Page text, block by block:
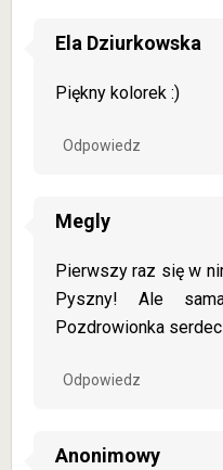
Ela Dziurkowska
Piękny kolorek :)
Odpowiedz
Megly
Pierwszy raz się w
Pyszny! Ale
Pozdrowionka
Odpowiedz
Anonimowy